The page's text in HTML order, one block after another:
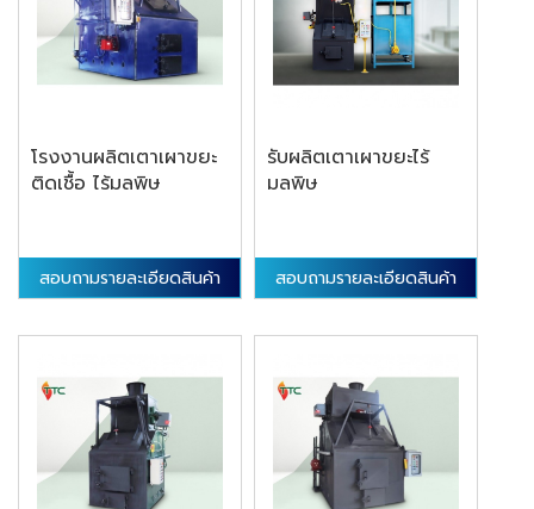
โรงงานผลิตเตาเผาขยะ
ติดเชื้อ ไร้มลพิษ
สอบถามรายละเอียดสินค้า
รับผลิตเตาเผาขยะไร้
มลพิษ
สอบถามรายละเอียดสินค้า